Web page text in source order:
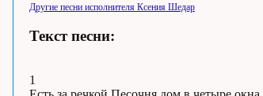
Другие песни исполнителя Ксения Шедар
Текст песни:
1